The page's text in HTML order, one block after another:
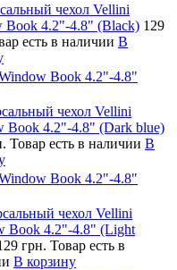
чехол Vellini
Book 4.2"-4.8" (Black) 129
есть в наличии В
Book 4.2"-4.8"
чехол Vellini
Book 4.2"-4.8" (Dark blue)
Товар есть в наличии В
Book 4.2"-4.8"
чехол Vellini
Book 4.2"-4.8" (Light
грн. Товар есть в
В корзину